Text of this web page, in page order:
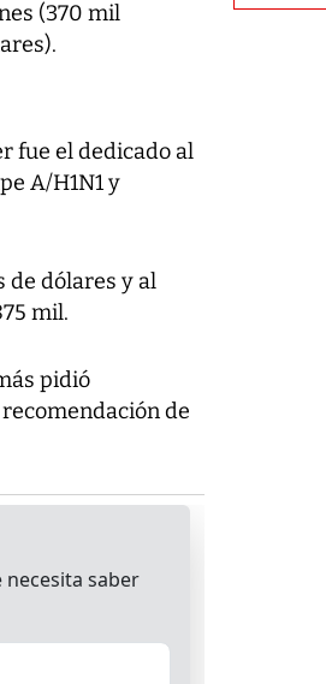
(370 mil
fue el dedicado al
A/H1N1 y
de dólares y al
mil.
pidió
de